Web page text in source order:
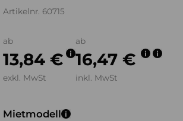
Artikelnr. 60715
ab
13,84 €
exkl. MwSt
ab
16,47 €
inkl. MwSt
Mietmodell